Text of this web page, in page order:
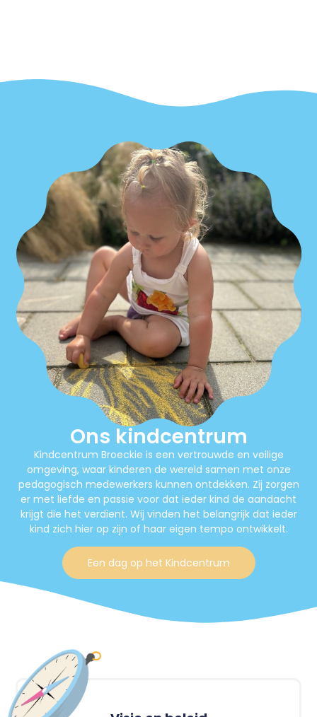
Ons kindcentrum
Kindcentrum Broeckie is een vertrouwde en veilige
omgeving, waar kinderen de wereld samen met onze
pedagogisch medewerkers kunnen ontdekken. Zij zorgen
er met liefde en passie voor dat ieder kind de aandacht
krijgt die het verdient. Wij vinden het belangrijk dat ieder
kind zich hier op zijn of haar eigen tempo ontwikkelt.
Een dag op het Kindcentrum